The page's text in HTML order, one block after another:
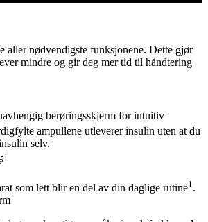
aller nødvendigste funksjonene. Dette gjør
mindre og gir deg mer tid til håndtering
berøringsskjerm for intuitiv
ampullene utleverer insulin uten at du
selv.
1
som lett blir en del av din daglige rutine1 .